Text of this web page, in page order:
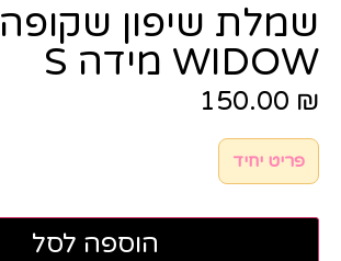
שמלת שיפון שקופה
WIDOW מידה S
150.00 ₪
פריט יחיד
הוספה לסל